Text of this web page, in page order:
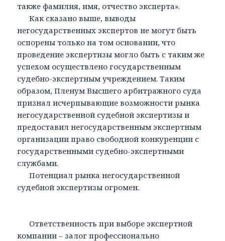
также фамилия, имя, отчество эксперта».
Как сказано выше, выводы
негосударственных экспертов не могут быть
оспорены только на том основании, что
проведение экспертизы могло быть с таким же
успехом осуществлено государственным
судебно-экспертным учреждением. Таким
образом, Пленум Высшего арбитражного суда
признал исчерпывающие возможности рынка
негосударственной судебной экспертизы и
предоставил негосударственным экспертным
организации право свободной конкуренции с
государственными судебно-экспертными
службами.
Потенциал рынка негосударственной
судебной экспертизы огромен.
Ответственность при выборе экспертной
компании – залог профессионально